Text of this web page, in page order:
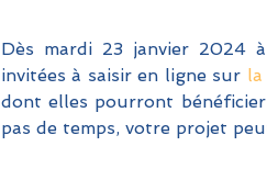
Dès mardi 23 janvier 2024
invitées à saisir en ligne sur la
dont elles pourront bénéficier
pas de temps, votre projet